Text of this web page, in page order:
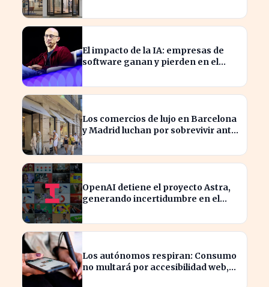
El impacto de la IA: empresas de
software ganan y pierden en el
Los comercios de lujo en Barcelona
y Madrid luchan por sobrevivir ante
OpenAI detiene el proyecto Astra,
generando incertidumbre en el
Los autónomos respiran: Consumo
no multará por accesibilidad web,